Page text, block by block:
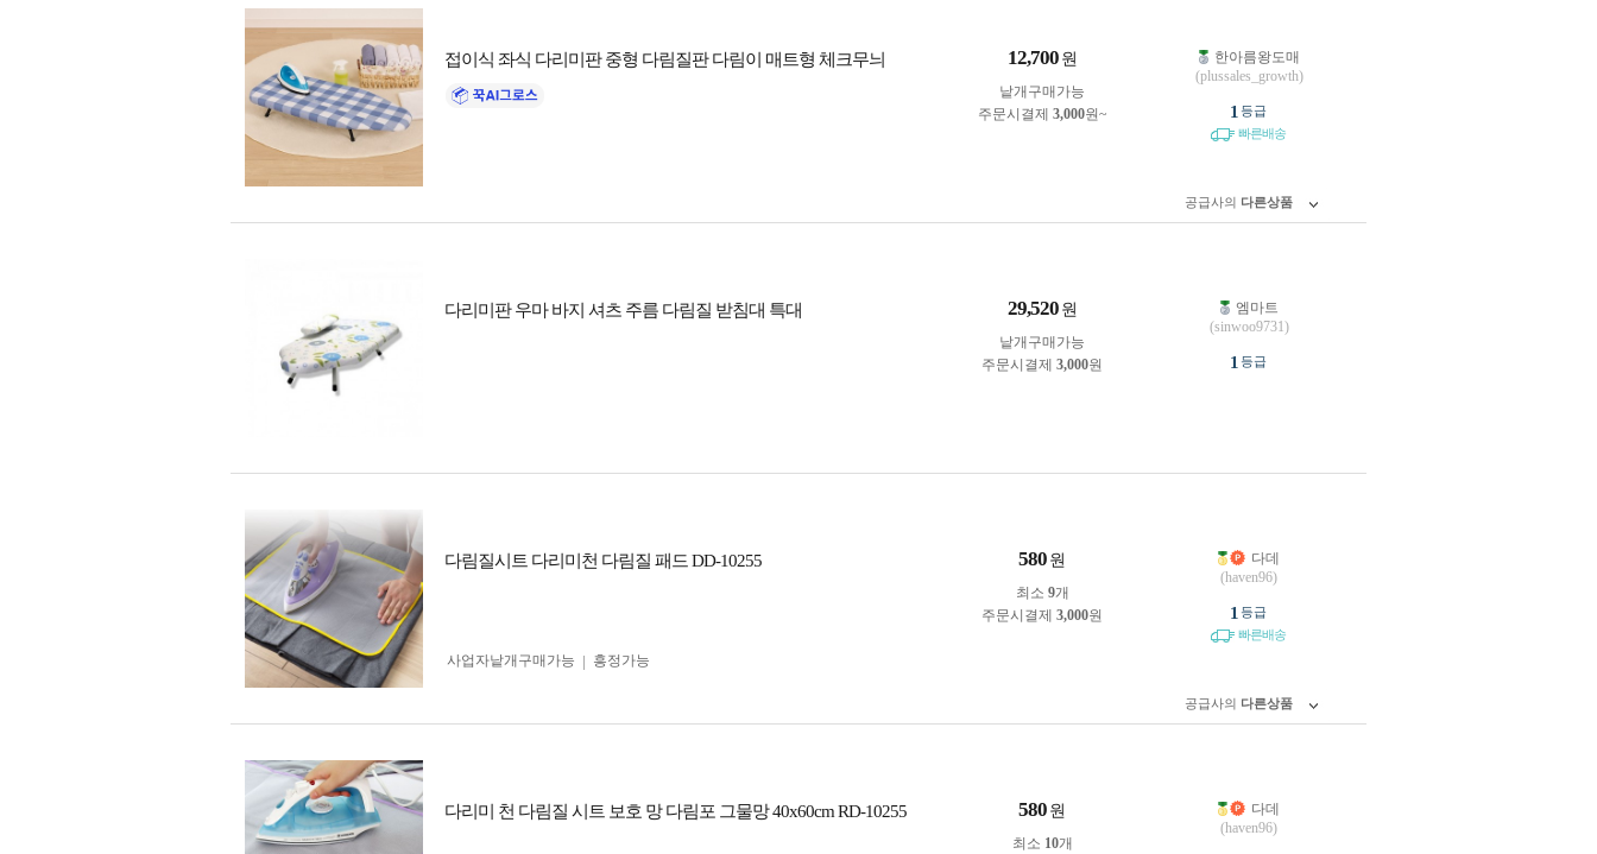
접이식 좌식 다리미판 중형 다림질판 다림이 매트형 체크무늬 12,700 원
낱개구매가능
주문시결제 3,000원~
한아름왕도매
(plussales_growth)
1 등급
빠른배송
공급사의 다른상품
다리미판 우마 바지 셔츠 주름 다림질 받침대 특대 29,520 원
낱개구매가능
주문시결제 3,000원
엠마트
(sinwoo9731)
1 등급
다림질시트 다리미천 다림질 패드 DD-10255 580 원
최소 9개
주문시결제 3,000원
사업자 낱개구매가능 흥정가능
다데
(haven96)
1 등급
빠른배송
공급사의 다른상품
다리미 천 다림질 시트 보호 망 다림포 그물망 40x60cm RD-10255 580 원
최소 10개
다데
(haven96)